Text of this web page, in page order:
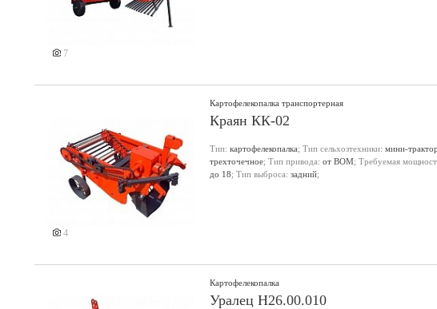
7
4
Картофелекопалка транспортерная
Краян КК-02
Тип: картофелекопалка; Тип сельхозтехники: мини-трактор
трехточечное; Тип привода: от ВОМ; Требуемая
до 18; Тип выброса: задний;
Картофелекопалка
Уралец Н26.00.010